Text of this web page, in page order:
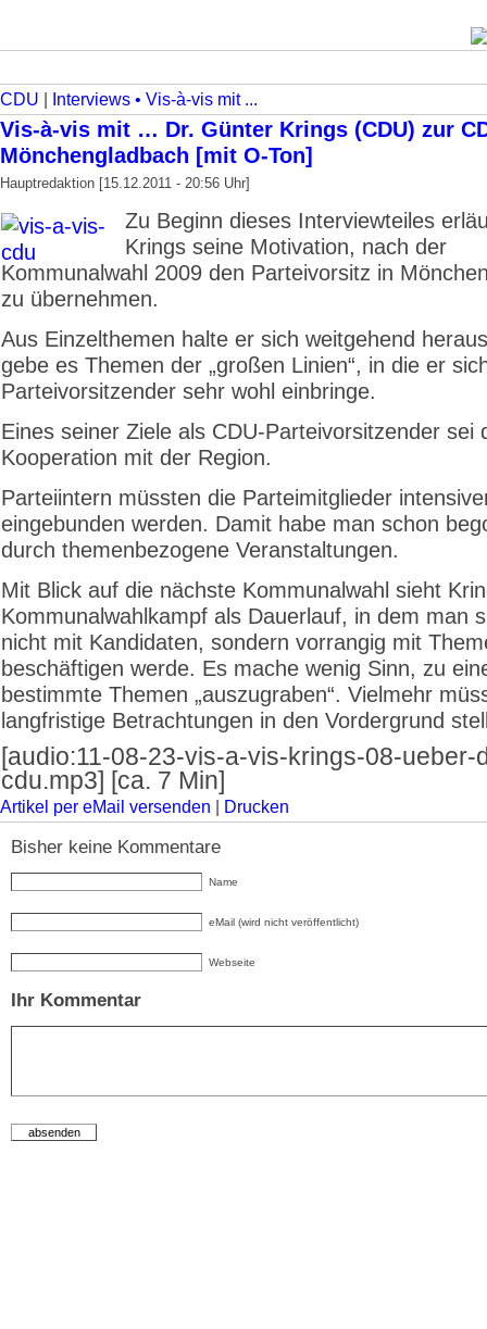
CDU Interviews • Vis-à-vis mit ...
Vis-à-vis mit … Dr. Günter Krings (CDU) zur
Mönchengladbach [mit O-Ton]
Hauptredaktion [15.12.2011 - 20:56 Uhr]
Zu Beginn dieses Interviewteiles
Krings seine Motivation, nach der
Kommunalwahl 2009 den Parteivorsitz in
zu übernehmen.
Aus Einzelthemen halte er sich weitgehend
gebe es Themen der „großen Linien“, in die er
Parteivorsitzender sehr wohl einbringe.
Eines seiner Ziele als CDU-Parteivorsitzender sei
Kooperation mit der Region.
Parteiintern müssten die Parteimitglieder
eingebunden werden. Damit habe man schon
durch themenbezogene Veranstaltungen.
Mit Blick auf die nächste Kommunalwahl sieht
Kommunalwahlkampf als Dauerlauf, in dem man
nicht mit Kandidaten, sondern vorrangig mit
beschäftigen werde. Es mache wenig Sinn, zu
bestimmte Themen „auszugraben“. Vielmehr
langfristige Betrachtungen in den Vordergrund
[audio:11-08-23-vis-a-vis-krings-08-ueber-
cdu.mp3] [ca. 7 Min]
Artikel per eMail versenden Drucken
Bisher keine Kommentare
Name
eMail (wird nicht veröffentlicht)
Webseite
Ihr Kommentar